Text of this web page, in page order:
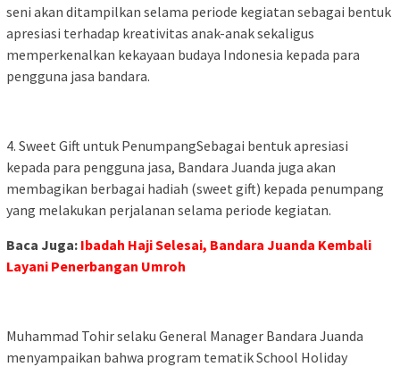
seni akan ditampilkan selama periode kegiatan sebagai bentuk
apresiasi terhadap kreativitas anak-anak sekaligus
memperkenalkan kekayaan budaya Indonesia kepada para
pengguna jasa bandara.
4. Sweet Gift untuk PenumpangSebagai bentuk apresiasi
kepada para pengguna jasa, Bandara Juanda juga akan
membagikan berbagai hadiah (sweet gift) kepada penumpang
yang melakukan perjalanan selama periode kegiatan.
Baca Juga: Ibadah Haji Selesai, Bandara Juanda Kembali
Layani Penerbangan Umroh
Muhammad Tohir selaku General Manager Bandara Juanda
menyampaikan bahwa program tematik School Holiday